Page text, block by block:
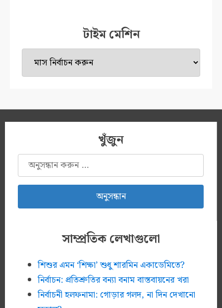
টাইম মেশিন
টাইম
মেশিন
খুঁজুন
অনুসন্ধানঃ
সাম্প্রতিক লেখাগুলো
শিশুর এমন ‘শিক্ষা’ শুধু শারমিন একাডেমিতে?
নির্বাচন: প্রতিশ্রুতির বন্যা বনাম বাস্তবায়নের খরা
নির্বাচনী হলফনামা: গোড়ার গলদ, না দিন দেখানো